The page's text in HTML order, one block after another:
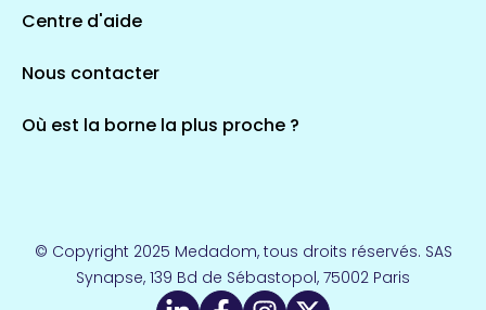
Centre d'aide
Nous contacter
Où est la borne la plus proche ?
© Copyright 2025 Medadom, tous droits réservés. SAS
Synapse, 139 Bd de Sébastopol, 75002 Paris